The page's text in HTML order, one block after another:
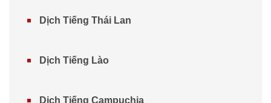
Dịch Tiếng Thái Lan
Dịch Tiếng Lào
Dịch Tiếng Campuchia